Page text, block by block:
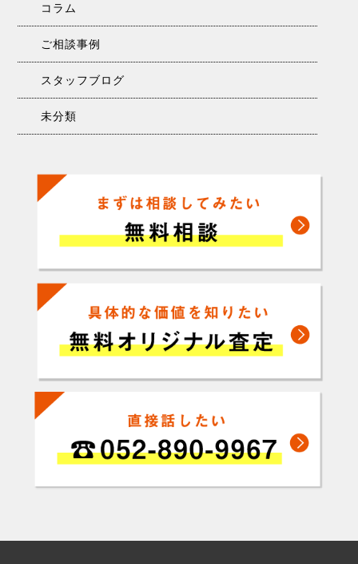
コラム
ご相談事例
スタッフブログ
未分類